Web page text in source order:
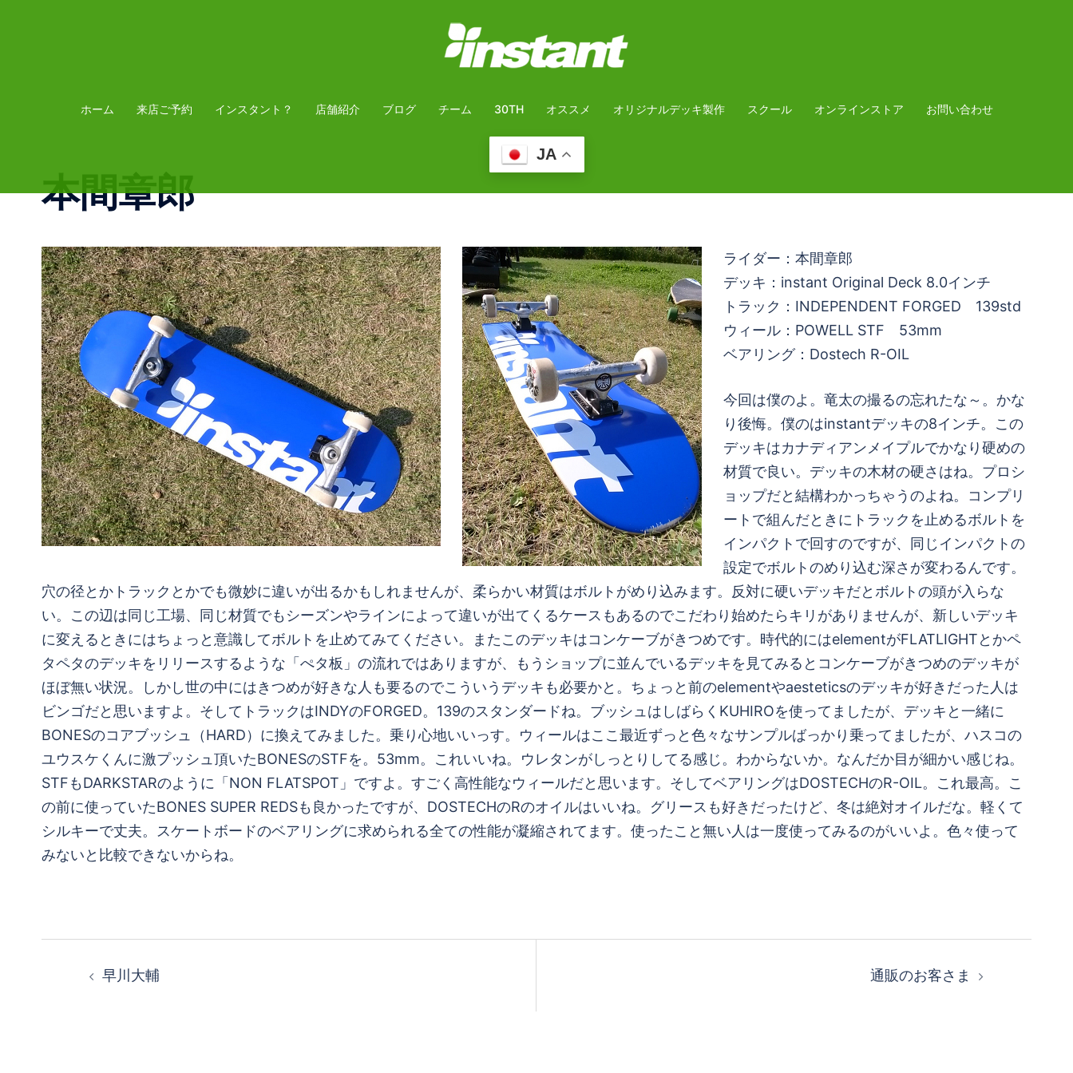
ホーム 来店ご予約 インスタント？ 店舗紹介 ブログ チーム 30TH オススメ オリジナルデッキ製作 スクール オンラインストア お問い合わせ
JA
本間章郎
ライダー：本間章郎
デッキ：instant Original Deck 8.0インチ
トラック：INDEPENDENT FORGED 139std
ウィール：POWELL STF 53mm
ベアリング：Dostech R-OIL
今回は僕のよ。竜太の撮るの忘れたな～。かな
り後悔。僕のはinstantデッキの8インチ。この
デッキはカナディアンメイプルでかなり硬めの
材質で良い。デッキの木材の硬さはね。プロシ
ョップだと結構わかっちゃうのよね。コンプリ
ートで組んだときにトラックを止めるボルトを
インパクトで回すのですが、同じインパクトの
設定でボルトのめり込む深さが変わるんです。
穴の径とかトラックとかでも微妙に違いが出るかもしれませんが、柔らかい材質はボルトがめり込みます。反対に硬いデッキだとボルトの頭が入らな
い。この辺は同じ工場、同じ材質でもシーズンやラインによって違いが出てくるケースもあるのでこだわり始めたらキリがありませんが、新しいデッキ
に変えるときにはちょっと意識してボルトを止めてみてください。またこのデッキはコンケーブがきつめです。時代的にはelementがFLATLIGHTとかペ
タペタのデッキをリリースするような「ぺタ板」の流れではありますが、もうショップに並んでいるデッキを見てみるとコンケーブがきつめのデッキが
ほぼ無い状況。しかし世の中にはきつめが好きな人も要るのでこういうデッキも必要かと。ちょっと前のelementやaesteticsのデッキが好きだった人は
ビンゴだと思いますよ。そしてトラックはINDYのFORGED。139のスタンダードね。ブッシュはしばらくKUHIROを使ってましたが、デッキと一緒に
BONESのコアブッシュ（HARD）に換えてみました。乗り心地いいっす。ウィールはここ最近ずっと色々なサンプルばっかり乗ってましたが、ハスコの
ユウスケくんに激プッシュ頂いたBONESのSTFを。53mm。これいいね。ウレタンがしっとりしてる感じ。わからないか。なんだか目が細かい感じね。
STFもDARKSTARのように「NON FLATSPOT」ですよ。すごく高性能なウィールだと思います。そしてベアリングはDOSTECHのR-OIL。これ最高。こ
の前に使っていたBONES SUPER REDSも良かったですが、DOSTECHのRのオイルはいいね。グリースも好きだったけど、冬は絶対オイルだな。軽くて
シルキーで丈夫。スケートボードのベアリングに求められる全ての性能が凝縮されてます。使ったこと無い人は一度使ってみるのがいいよ。色々使って
みないと比較できないからね。
早川大輔 通販のお客さま